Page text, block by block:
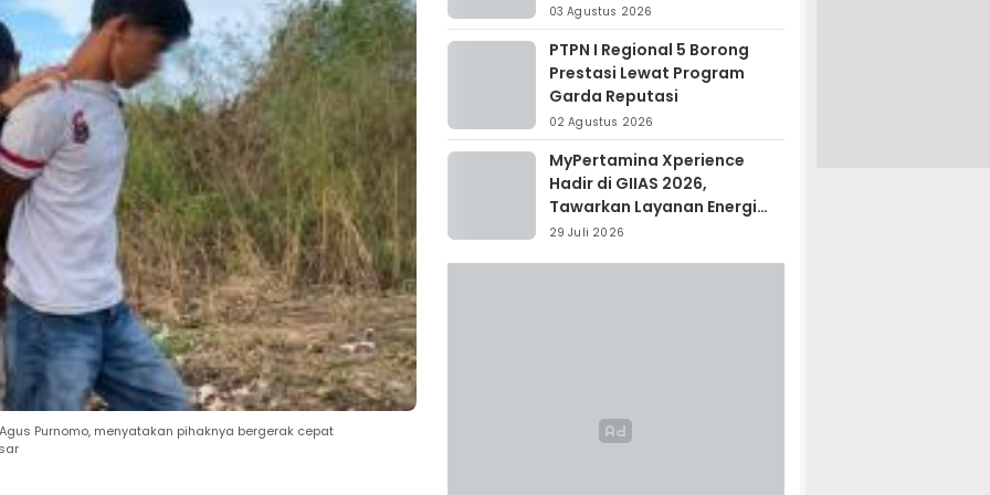
Purnomo, menyatakan pihaknya bergerak cepat
Madagaskar
03 Agustus 2026
PTPN I Regional 5 Borong
Prestasi Lewat Program
Garda Reputasi
02 Agustus 2026
MyPertamina Xperience
Hadir di GIIAS 2026,
Tawarkan Layanan Energi
Terintegrasi
29 Juli 2026